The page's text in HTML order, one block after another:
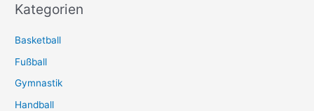
Kategorien
Basketball
Fußball
Gymnastik
Handball